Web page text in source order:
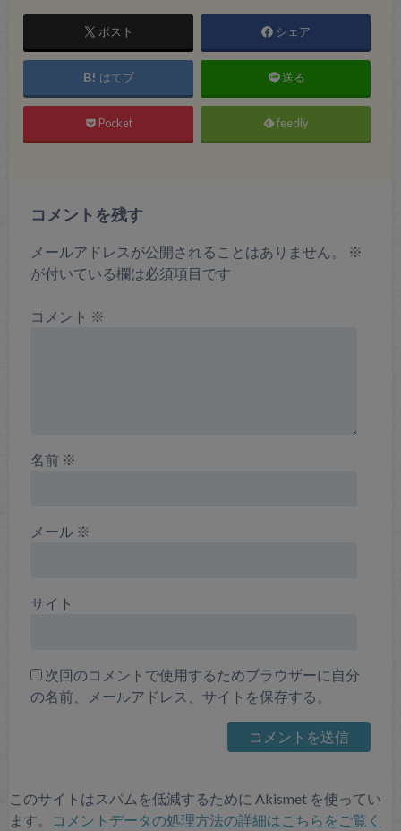
ポスト シェア
はてブ 送る
Pocket feedly
コメントを残す
メールアドレスが公開されることはありません。
※
が付いている欄は必須項目です
コメント ※
名前 ※
メール ※
サイト
次回のコメントで使用するためブラウザーに自分
の名前、メールアドレス、サイトを保存する。
このサイトはスパムを低減するために Akismet を使ってい
ます。
コメントデータの処理方法の詳細はこちらをご覧く